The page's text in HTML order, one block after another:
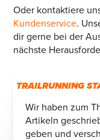
Oder kontaktiere
Kundenservice.
dir gerne bei der
nächste
TRAILRUNNING
Wir haben zum
Artikeln
geben und